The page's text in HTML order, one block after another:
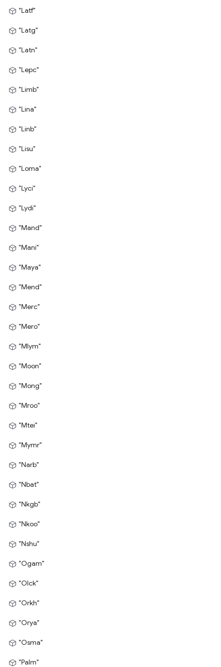
"Latf"
"Latg"
"Latn"
"Lepc"
"Limb"
"Lina"
"Linb"
"Lisu"
"Loma"
"Lyci"
"Lydi"
"Mand"
"Mani"
"Maya"
"Mend"
"Merc"
"Mero"
"Mlym"
"Moon"
"Mong"
"Mroo"
"Mtei"
"Mymr"
"Narb"
"Nbat"
"Nkgb"
"Nkoo"
"Nshu"
"Ogam"
"Olck"
"Orkh"
"Orya"
"Osma"
"Palm"